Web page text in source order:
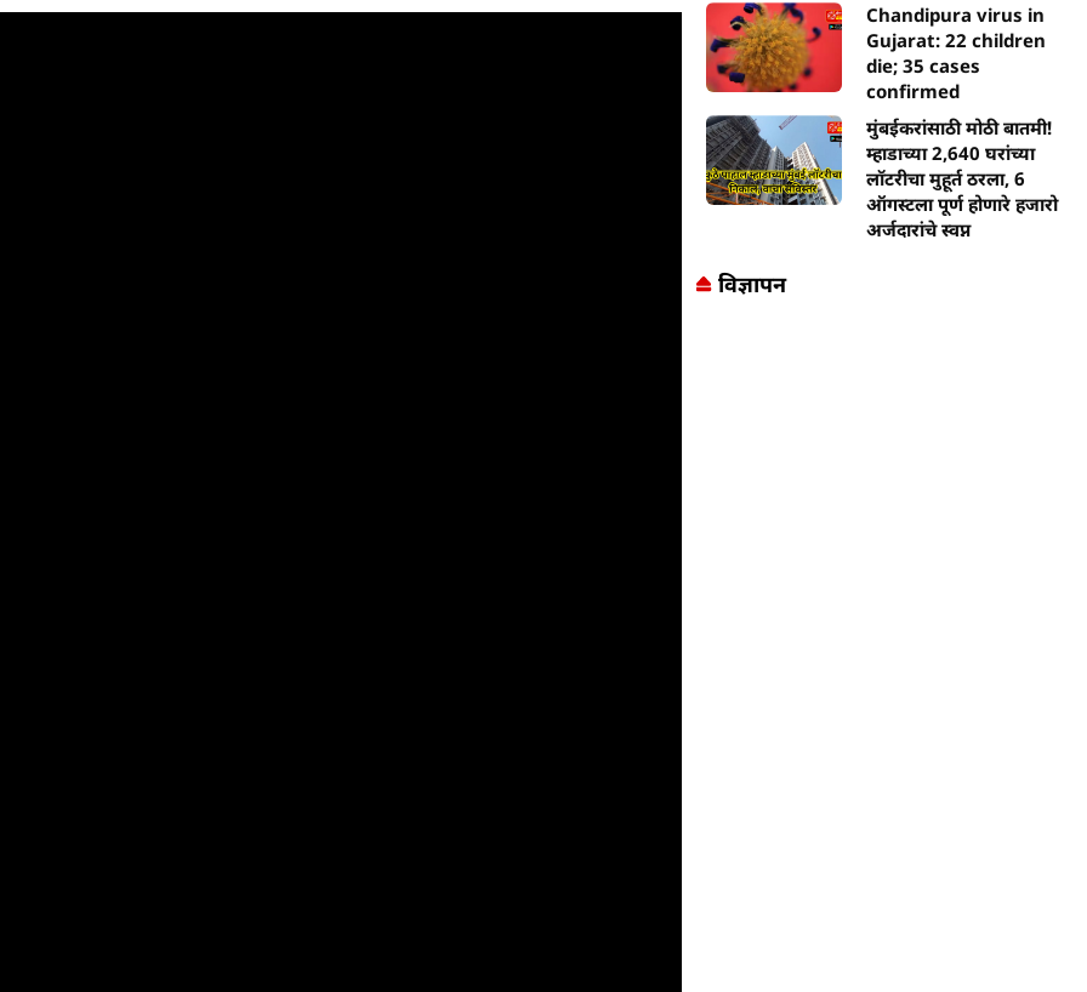
Chandipura virus in
Gujarat: 22 children
die; 35 cases
confirmed
मुंबईकरांसाठी मोठी बातमी!
म्हाडाच्या 2,640 घरांच्या
लॉटरीचा मुहूर्त ठरला, 6
ऑगस्टला पूर्ण होणारे हजारो
अर्जदारांचे स्वप्न
विज्ञापन